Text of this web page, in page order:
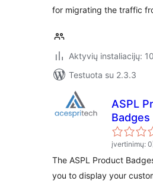
for migrating the traffic
Aktyvių instaliacijų:
Testuota su 2.3.3
ASPL
Badges
įvertinimų:
The ASPL Product
you to display your